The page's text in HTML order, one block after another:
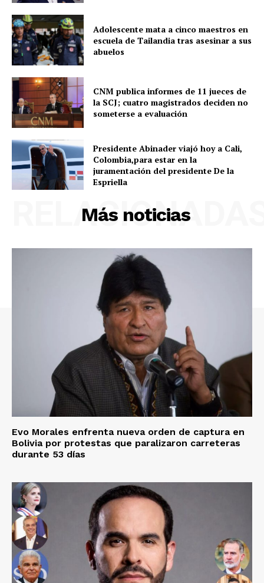
Adolescente mata a cinco maestros en
escuela de Tailandia tras asesinar a sus
abuelos
CNM publica informes de 11 jueces de
la SCJ; cuatro magistrados deciden no
someterse a evaluación
Presidente Abinader viajó hoy a Cali,
Colombia,para estar en la
juramentación del presidente De la
Espriella
Más noticias
Evo Morales enfrenta nueva orden de captura en
Bolivia por protestas que paralizaron carreteras
durante 53 días